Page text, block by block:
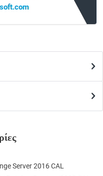
Server 2016 CAL